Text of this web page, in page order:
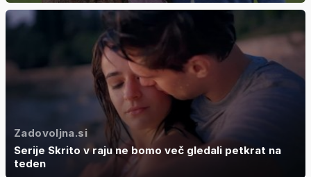
Zadovoljna.si
Serije Skrito v raju ne bomo več gledali petkrat na
teden